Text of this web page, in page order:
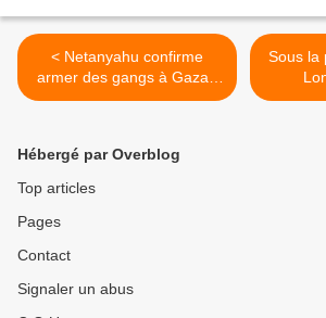
< Netanyahu confirme
armer des gangs à Gaza :
“Qu'y a-t-il de mal à cela ?”
Sous la
Hébergé par Overblog
Top articles
Pages
Contact
Signaler un abus